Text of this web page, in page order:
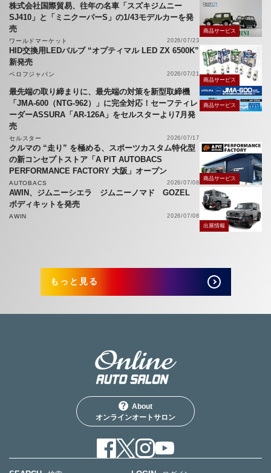
株式会社国際貿易、往年の名車「スズキジムニー
SJ410」と「ミニクーパーS」の1/43モデルカーを発
売
ワールドマーケット 2026/07/23
商品サービス
HID交換用LEDバルブ “オプティマル LED ZX 6500K”
新発売
ベロフジャパン
2026/07/21
商品サービス
最先端の取り締まりに、最先端の対策を新型取締機
「JMA-600（NTG-962）」に完全対応！セーフティレ
ーダーASSURA「AR-126A」をセルスターより7月発
売
セルスター 2026/07/17
商品サービス
クルマの “走り” を極める、スポーツカスタム特化型
の新コンセプトストア「A PIT AUTOBACS
PERFORMANCE FACTORY 大阪」オープン
AUTOBACS 2026/07/08
商品サービス
AWIN、ジムニーシエラ ジムニーノマド GOZEL
ボディキットを発売
AWIN
2026/07/08
出展情報
もっと見る
About
オンラインオートサロン